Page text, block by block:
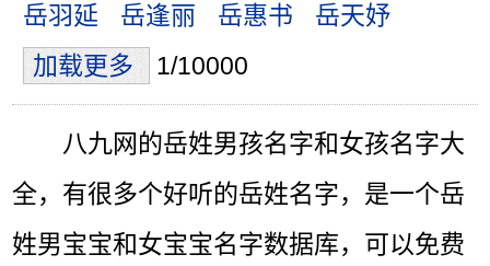
岳羽延
岳逢丽 岳惠书
岳天妤
加载更多
1/10000
八九网的岳姓男孩名字和女孩名字大
全，有很多个好听的岳姓名字，是一个岳
姓男宝宝和女宝宝名字数据库，可以免费